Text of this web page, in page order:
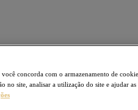
concorda com o armazenamento de
no site, analisar a utilização do site e ajudar as